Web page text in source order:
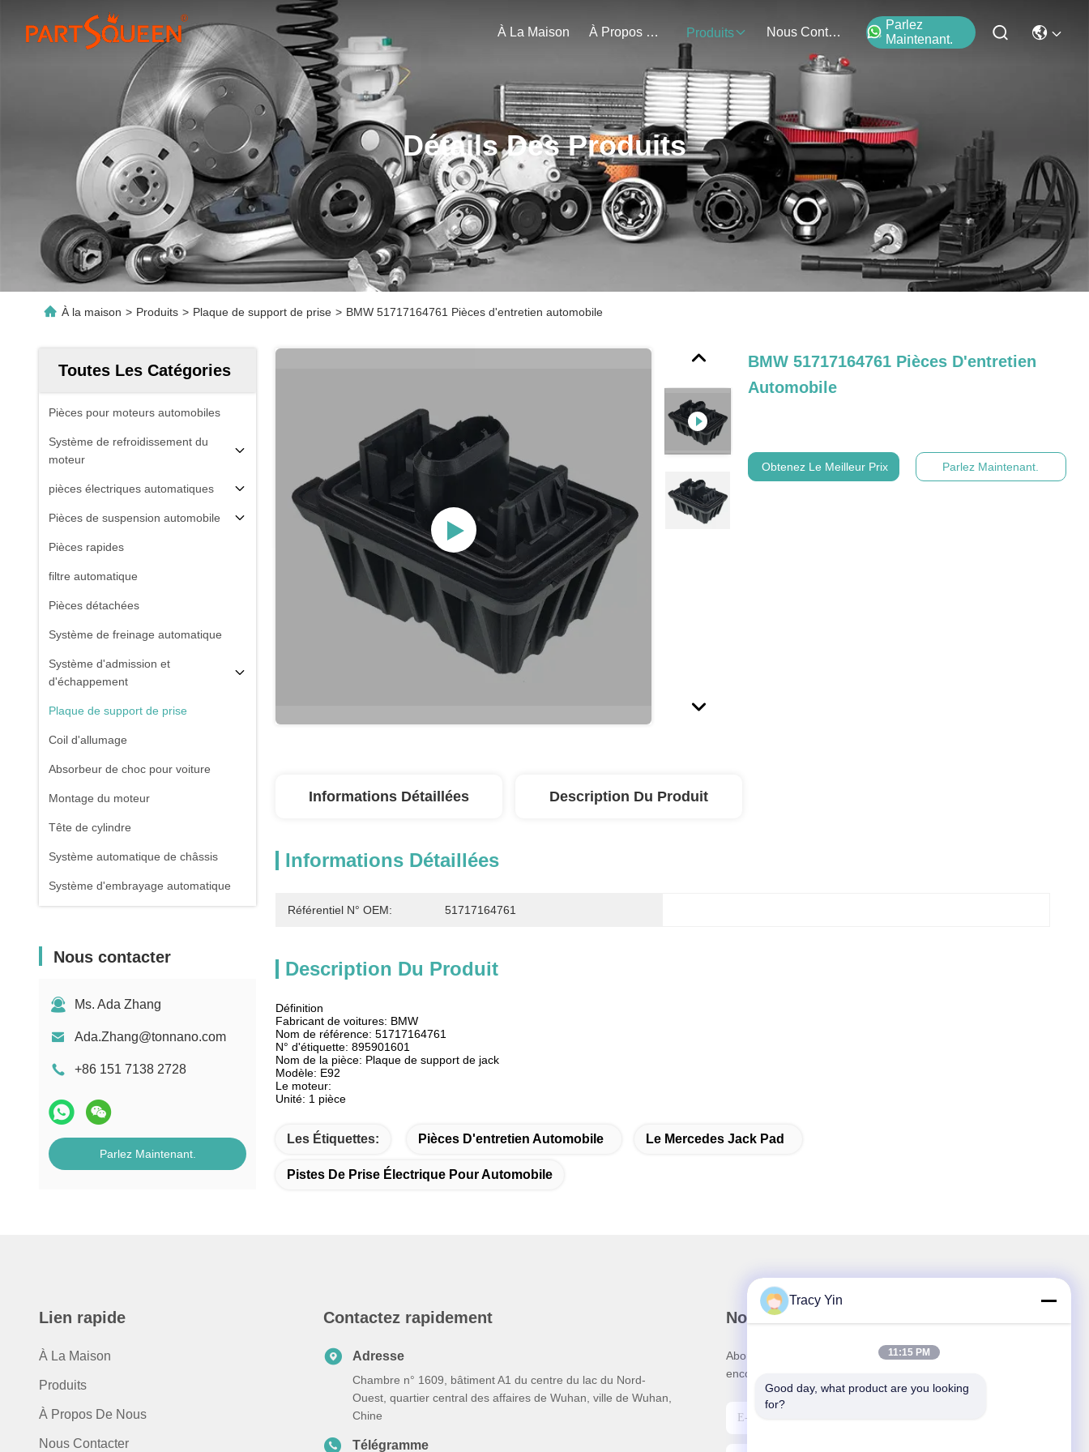
À La Maison À Propos De Nous Produits Nous Contacter
Parlez
Maintenant.
Détails Des Produits
À la maison > Produits > Plaque de support de prise > BMW 51717164761 Pièces d'entretien automobile
Toutes Les Catégories
Pièces pour moteurs automobiles
Système de refroidissement du
moteur
pièces électriques automatiques
Pièces de suspension automobile
Pièces rapides
filtre automatique
Pièces détachées
Système de freinage automatique
Système d'admission et
d'échappement
Plaque de support de prise
Coil d'allumage
Absorbeur de choc pour voiture
Montage du moteur
Tête de cylindre
Système automatique de châssis
Système d'embrayage automatique
Nous contacter
Ms. Ada Zhang
Ada.Zhang@tonnano.com
+86 151 7138 2728
Parlez Maintenant.
BMW 51717164761 Pièces D'entretien
Automobile
Obtenez Le Meilleur Prix Parlez Maintenant.
Informations Détaillées Description Du Produit
Informations Détaillées
Référentiel N° OEM: 51717164761
Description Du Produit
Définition
Fabricant de voitures: BMW
Nom de référence: 51717164761
N° d'étiquette: 895901601
Nom de la pièce: Plaque de support de jack
Modèle: E92
Le moteur:
Unité: 1 pièce
Les Étiquettes: Pièces D'entretien Automobile Le Mercedes Jack Pad
Pistes De Prise Électrique Pour Automobile
Lien rapide
À La Maison
Produits
À Propos De Nous
Nous Contacter
Contactez rapidement
Adresse
Chambre n° 1609, bâtiment A1 du centre du lac du Nord-
Ouest, quartier central des affaires de Wuhan, ville de Wuhan,
Chine
Télégramme
Notre newsletter
Abonnez-vous à notre newsletter pour des réductions et plus
encore.
Tracy Yin
11:15 PM
Good day, what product are you looking
for?